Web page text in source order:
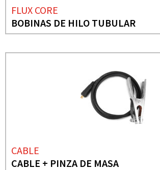
FLUX CORE
BOBINAS DE HILO TUBULAR
CABLE
CABLE + PINZA DE MASA